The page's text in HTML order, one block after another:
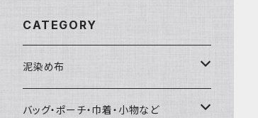
CATEGORY
泥染め布
大判布150-特大250cm ベッドカバ
バッグ・ポーチ・巾着・小物など